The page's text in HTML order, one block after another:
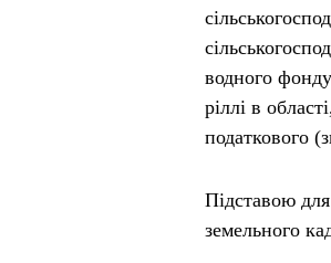
водного
ріллі в
податкового
Підставою
земельного